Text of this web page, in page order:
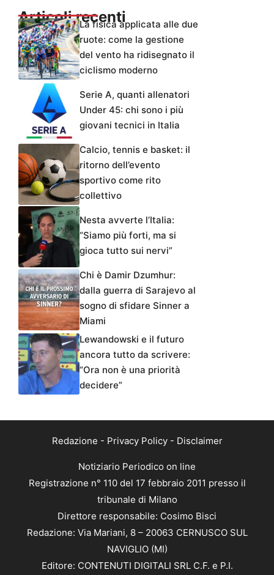
Articoli recentiLa fisica applicata alle due
ruote: come la gestione
del vento ha ridisegnato il
ciclismo moderno
Serie A, quanti allenatori
Under 45: chi sono i più
giovani tecnici in Italia
Calcio, tennis e basket: il
ritorno dell’evento
sportivo come rito
collettivo
Nesta avverte l’Italia:
“Siamo più forti, ma si
gioca tutto sui nervi”
Chi è Damir Dzumhur:
dalla guerra di Sarajevo al
sogno di sfidare Sinner a
Miami
Lewandowski e il futuro
ancora tutto da scrivere:
“Ora non è una priorità
decidere”
Redazione - Privacy Policy- Disclaimer
Notiziario Periodico on line
Registrazione n° 110 del 17 febbraio 2011 presso il
tribunale di Milano
Direttore responsabile: Cosimo Bisci
Redazione: Via Mariani, 8 – 20063 CERNUSCO SUL
NAVIGLIO (MI)
Editore: CONTENUTI DIGITALI SRL C.F. e P.I.